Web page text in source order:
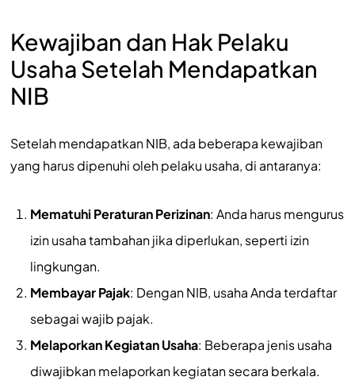
Kewajiban dan Hak Pelaku
Usaha Setelah Mendapatkan
NIB
Setelah mendapatkan NIB, ada beberapa kewajiban
yang harus dipenuhi oleh pelaku usaha, di antaranya:
Mematuhi Peraturan Perizinan: Anda harus mengurus
izin usaha tambahan jika diperlukan, seperti izin
lingkungan.
Membayar Pajak: Dengan NIB, usaha Anda terdaftar
sebagai wajib pajak.
Melaporkan Kegiatan Usaha: Beberapa jenis usaha
diwajibkan melaporkan kegiatan secara berkala.